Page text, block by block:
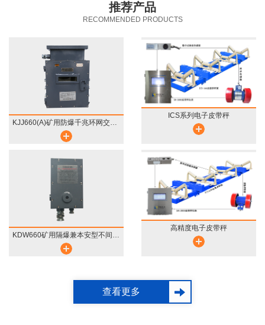
推荐产品
RECOMMENDED PRODUCTS
KJJ660(A)矿用防爆千兆环网交换机
ICS系列电子皮带秤
KDW660矿用隔爆兼本安型不间断电源
高精度电子皮带秤
查看更多